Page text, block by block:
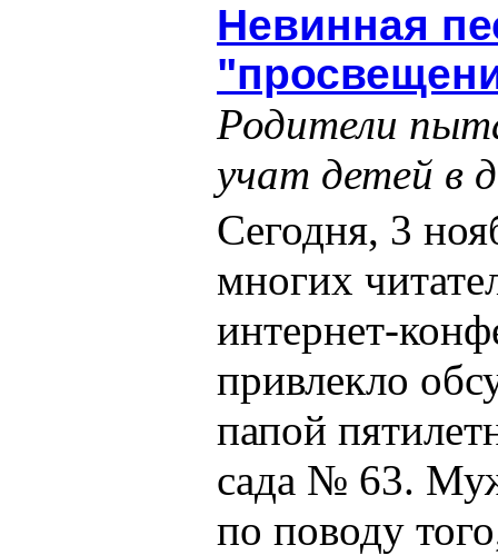
Невинная
Родители
учат детей в
Сегодня, 3
многих
интернет-
привлекло
папой
сада № 63.
по поводу